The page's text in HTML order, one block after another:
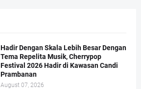
Hadir Dengan Skala Lebih Besar Dengan
Tema Repelita Musik, Cherrypop
Festival 2026 Hadir di Kawasan Candi
Prambanan
August 07, 2026